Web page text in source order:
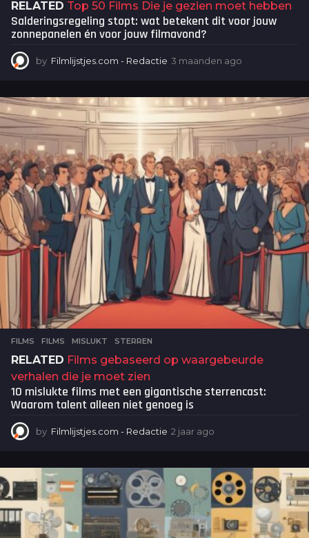
RELATED Top 50 Films Die je gezien moet hebben
Salderingsregeling stopt: wat betekent dit voor jouw
zonnepanelen én voor jouw filmavond?
by Filmlijstjes.com - Redactie 3 maanden ago
a
n
d
e
n
a
g
o
FILMS FILMS ,MISLUKT ,STERREN
RELATED Films gebaseerd op waargebeurde
verhalen die je moet zien
10 mislukte films met een gigantische sterrencast:
Waarom talent alleen niet genoeg is
by Filmlijstjes.com - Redactie 2 jaar ago
a
r
a
g